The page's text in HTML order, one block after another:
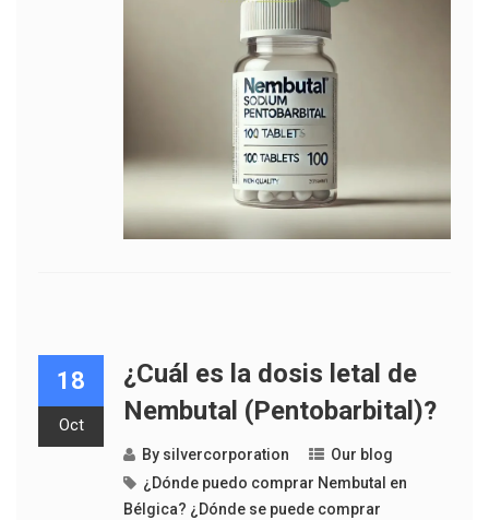
18
Oct
¿Cuál es la dosis letal de
Nembutal (Pentobarbital)?
By silvercorporation
Our blog
¿Dónde puedo comprar Nembutal en
Bélgica? ¿Dónde se puede comprar